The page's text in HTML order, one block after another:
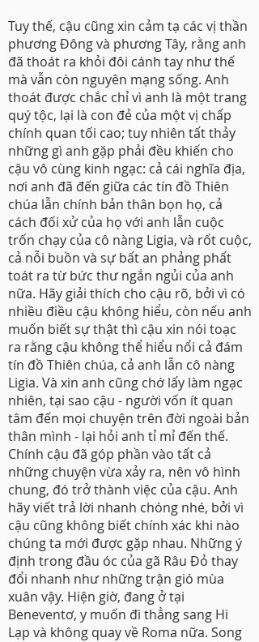
Tuy thế, cậu cũng xin cảm tạ các vị thần
phương Đông và phương Tây, rằng anh
đã thoát ra khỏi đôi cánh tay như thế
mà vẫn còn nguyên mạng sống. Anh
thoát được chắc chỉ vì anh là một trang
quý tộc, lại là con đẻ của một vị chấp
chính quan tối cao; tuy nhiên tất thảy
những gì anh gặp phải đều khiến cho
cậu vô cùng kinh ngạc: cả cái nghĩa địa,
nơi anh đã đến giữa các tín đồ Thiên
chúa lẫn chính bản thân bọn họ, cả
cách đối xử của họ với anh lẫn cuộc
trốn chạy của cô nàng Ligia, và rốt cuộc,
cả nỗi buồn và sự bất an phảng phất
toát ra từ bức thư ngắn ngủi của anh
nữa. Hãy giải thích cho cậu rõ, bởi vì có
nhiều điều cậu không hiểu, còn nếu anh
muốn biết sự thật thì cậu xin nói toạc
ra rằng cậu không thể hiểu nổi cả đám
tín đồ Thiên chúa, cả anh lẫn cô nàng
Ligia. Và xin anh cũng chớ lấy làm ngạc
nhiên, tại sao cậu - người vốn ít quan
tâm đến mọi chuyện trên đời ngoài bản
thân mình - lại hỏi anh tỉ mỉ đến thế.
Chính cậu đã góp phần vào tất cả
những chuyện vừa xảy ra, nên vô hình
chung, đó trở thành việc của cậu. Anh
hãy viết trả lời nhanh chóng nhé, bởi vì
cậu cũng không biết chính xác khi nào
chúng ta mới được gặp nhau. Những ý
định trong đầu óc của gã Râu Đỏ thay
đổi nhanh như những trận gió mùa
xuân vậy. Hiện giờ, đang ở tại
Beneventơ, y muốn đi thẳng sang Hi
Lạp và không quay về Roma nữa. Song